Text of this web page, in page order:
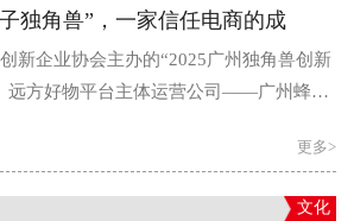
独角兽”，一家信任电商的成
新企业协会主办的“2025广州独角兽创新
远方好物平台主体运营公司——广州蜂群
借在...
更多>
文化